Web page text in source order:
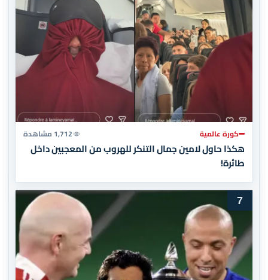
كورة عالمية 1,712 مشاهدة
هكذا حاول لامين جمال التنكر للهروب من المعجبين داخل
طائرة!
7